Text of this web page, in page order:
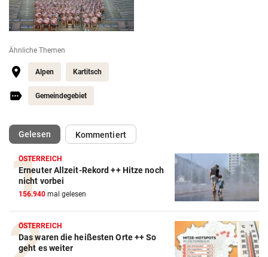
Ähnliche Themen
Alpen Kartitsch
Gemeindegebiet
Gelesen(ausgewählt)Kommentiert
ÖSTERREICH
Erneuter Allzeit-Rekord ++ Hitze noch
nicht vorbei
156.940 mal gelesen
ÖSTERREICH
Das waren die heißesten Orte ++ So
geht es weiter